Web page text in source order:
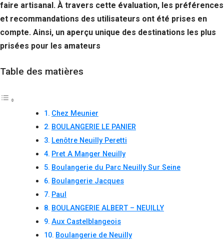
faire artisanal. À travers cette évaluation, les préférences
et recommandations des utilisateurs ont été prises en
compte. Ainsi, un aperçu unique des destinations les plus
prisées pour les amateurs
Table des matières
Chez Meunier
BOULANGERIE LE PANIER
Lenôtre Neuilly Peretti
Pret A Manger Neuilly
Boulangerie du Parc Neuilly Sur Seine
Boulangerie Jacques
Paul
BOULANGERIE ALBERT – NEUILLY
Aux Castelblangeois
Boulangerie de Neuilly